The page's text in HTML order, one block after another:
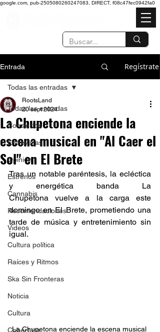
google.com, pub-2505080260247083, DIRECT, f08c47fec0942fa0
Entrada Regístrate
Todas las entradas
Conciertos
Entrevistas
Opinión
Estrenos
Cannabis
Recomendaciones
Videos
Cultura política
Raíces y Ritmos
Ska Sin Fronteras
Noticia
Cultura
Cobertura
Todas las entradas
La Chupetona enciende la
escena musical en "Al Caer el
Sol" en El Brete
RootsLand
20 sept 2024
Tras un notable paréntesis, la ecléctica
y energética banda La
Chupetona vuelve a la carga este
domingo en El Brete, prometiendo una
tarde de música y entretenimiento sin
igual.
La Chupetona enciende la escena musical